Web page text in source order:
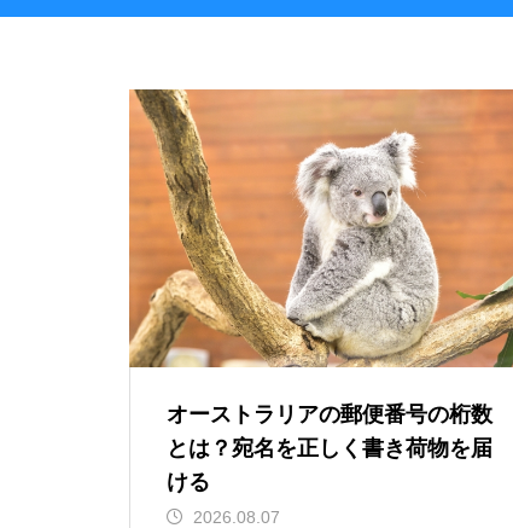
オーストラリアの郵便番号の桁数
とは？宛名を正しく書き荷物を届
ける
2026.08.07